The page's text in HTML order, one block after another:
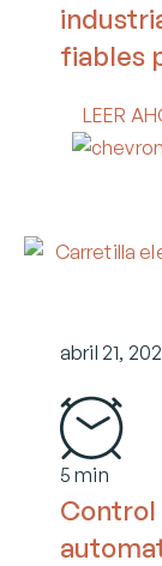
fiables
LEER
abril 21,
5 min
Control